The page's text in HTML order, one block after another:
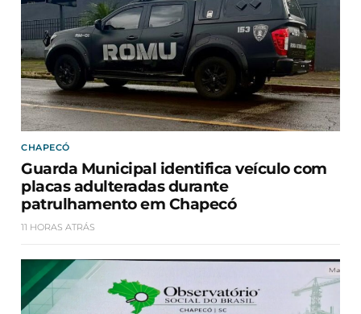
CHAPECÓ
Guarda Municipal identifica veículo com
placas adulteradas durante
patrulhamento em Chapecó
11 HORAS ATRÁS